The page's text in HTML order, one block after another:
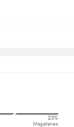
23%
Magallanes